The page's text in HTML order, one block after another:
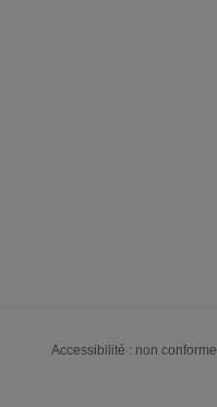
Accessibilité : non conforme